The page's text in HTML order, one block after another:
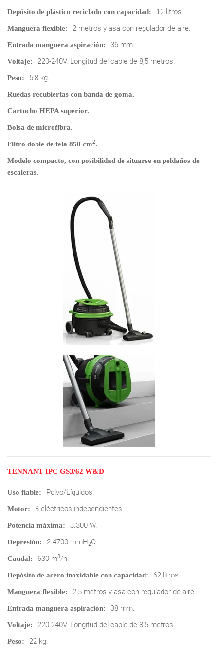
Depósito de plástico reciclado con capacidad: 12 litros.
Manguera flexible: 2 metros y asa con regulador de aire.
Entrada manguera aspiración: 36 mm.
Voltaje: 220-240V. Longitud del cable de 8,5 metros.
Peso: 5,8 kg.
Ruedas recubiertas con banda de goma.
Cartucho HEPA superior.
Bolsa de microfibra.
Filtro doble de tela 850 cm2.
Modelo compacto, con posibilidad de situarse en peldaños de
escaleras.
TENNANT IPC GS3/62 W&D
Uso fiable: Polvo/Líquidos.
Motor: 3 eléctricos independientes.
Potencia máxima: 3.300 W.
Depresión: 2.4700 mmH2O.
Caudal: 630 m3/h.
Depósito de acero inoxidable con capacidad: 62 litros.
Manguera flexible: 2,5 metros y asa con regulador de aire.
Entrada manguera aspiración: 38 mm.
Voltaje: 220-240V. Longitud del cable de 8,5 metros.
Peso: 22 kg.